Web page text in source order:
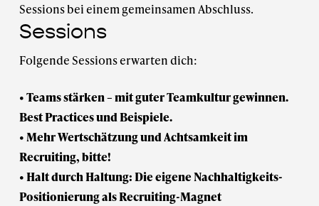
Sessions bei einem gemeinsamen Abschluss.
Sessions
Folgende Sessions erwarten dich:
• Teams stärken – mit guter Teamkultur gewinnen.
Best Practices und Beispiele.
• Mehr Wertschätzung und Achtsamkeit im
Recruiting, bitte!
• Halt durch Haltung: Die eigene Nachhaltigkeits-
Positionierung als Recruiting-Magnet